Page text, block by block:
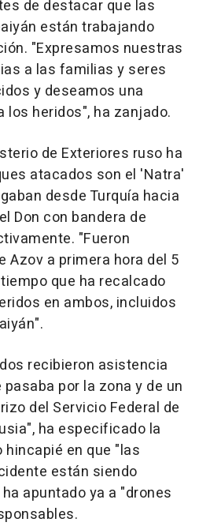
de destacar que las
están trabajando
"Expresamos nuestras
a las familias y seres
y deseamos una
los heridos", ha zanjado.
de Exteriores ruso ha
atacados son el 'Natra'
desde Turquía hacia
Don con bandera de
"Fueron
Azov a primera hora del 5
que ha recalcado
en ambos, incluidos
recibieron asistencia
por la zona y de un
del Servicio Federal de
ha especificado la
hincapié en que "las
están siendo
apuntado ya a "drones